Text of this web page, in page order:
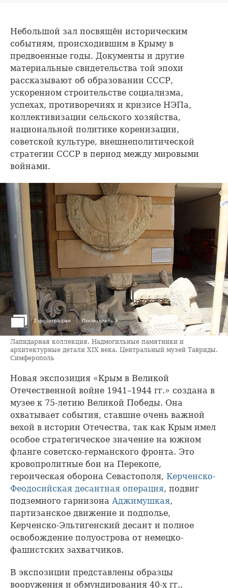
Небольшой зал посвящён историческим
событиям, происходившим в Крыму в
предвоенные годы. Документы и другие
материальные свидетельства той эпохи
рассказывают об образовании СССР,
ускоренном строительстве социализма,
успехах, противоречиях и кризисе НЭПа,
коллективизации сельского хозяйства,
национальной политике коренизации,
советской культуре, внешнеполитической
стратегии СССР в период между мировыми
войнами.
2 фотографии Посмотреть ›
Лапидарная коллекция. Надмогильные памятники и
архитектурные детали XIX века. Центральный музей Тавриды.
Симферополь
Новая экспозиция «Крым в Великой
Отечественной войне 1941–1944 гг.» создана в
музее к 75-летию Великой Победы. Она
охватывает события, ставшие очень важной
вехой в истории Отечества, так как Крым имел
особое стратегическое значение на южном
фланге советско-германского фронта. Это
кровопролитные бои на Перекопе,
героическая оборона Севастополя, Керченско-
Феодосийская десантная операция, подвиг
подземного гарнизона Аджимушкая,
партизанское движение и подполье,
Керченско-Эльтигенский десант и полное
освобождение полуострова от немецко-
фашистских захватчиков.
В экспозиции представлены образцы
вооружения и обмундирования 40-х гг.,